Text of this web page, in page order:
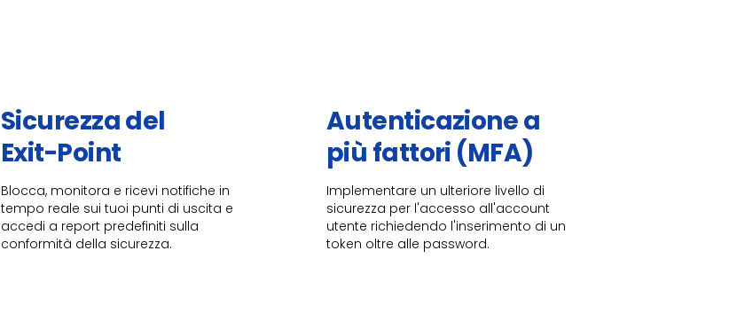
Sicurezza del
Exit-Point​
Blocca, monitora e ricevi notifiche in
tempo reale sui tuoi punti di uscita e
accedi a report predefiniti sulla
conformità della sicurezza.
Autenticazionea
più fattori (MFA)​​​
Implementare un ulteriore livello di
sicurezza per l'accesso all'account
utente richiedendo l'inserimento di un
token oltre alle password.